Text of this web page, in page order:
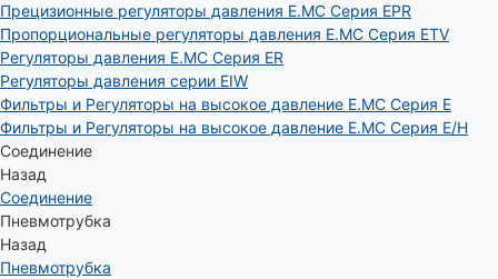
Прецизионные регуляторы давления E.MC Серия EPR
Пропорциональные регуляторы давления E.MC Серия ETV
Регуляторы давления E.MC Серия ER
Регуляторы давления серии EIW
Фильтры и Регуляторы на высокое давление E.MC Серия E
Фильтры и Регуляторы на высокое давление E.MC Серия E/H
Соединение
Назад
Соединение
Пневмотрубка
Назад
Пневмотрубка